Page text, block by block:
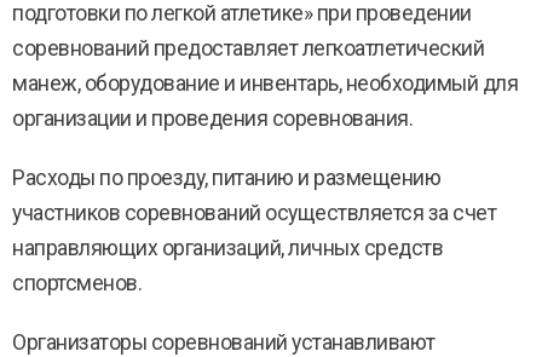
подготовки по легкой атлетике» при проведении
соревнований предоставляет легкоатлетический
манеж, оборудование и инвентарь, необходимый для
организации и проведения соревнования.
Расходы по проезду, питанию и размещению
участников соревнований осуществляется за счет
направляющих организаций, личных средств
спортсменов.
Организаторы соревнований устанавливают